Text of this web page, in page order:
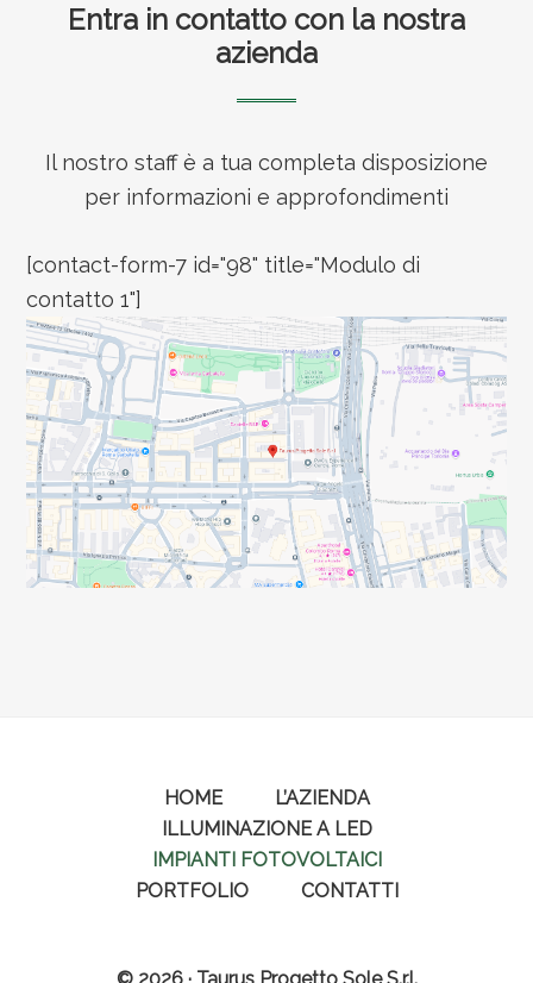
FooterEntra in contatto con la nostra
azienda
Il nostro staff è a tua completa disposizione
per informazioni e approfondimenti
[contact-form-7 id="98" title="Modulo di
contatto 1"]
HOME
L’AZIENDA
ILLUMINAZIONE A LED
IMPIANTI FOTOVOLTAICI
PORTFOLIO
CONTATTI